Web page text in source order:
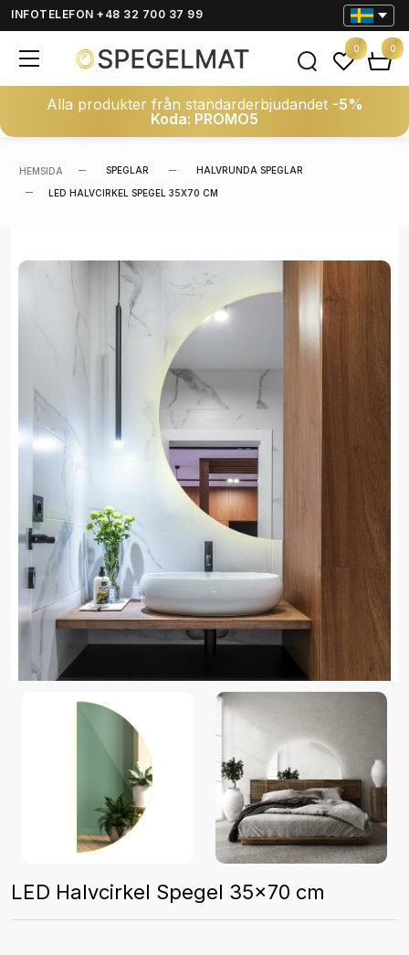
INFOTELEFON +48 32 700 37 99
Alla produkter från standarderbjudandet -5%
Koda: PROMO5
0 0
HEMSIDA SPEGLAR HALVRUNDA SPEGLAR
LED HALVCIRKEL SPEGEL 35X70 CM
LED Halvcirkel Spegel 35x70 cm